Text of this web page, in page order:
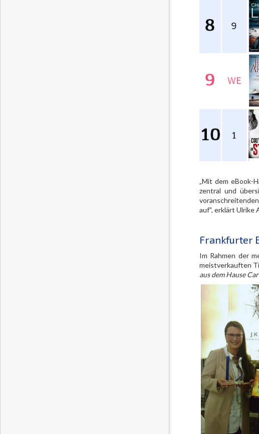
„Mit dem eBook-
zentral und
auf“, erklärt
Frankfurter
Im Rahmen der
meistverkauften
aus dem Hause